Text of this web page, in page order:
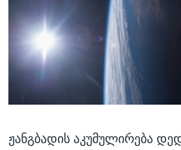
ᲡᲢᲣᲓᲘᲐ ᲕᲐᲨᲘᲜᲒᲢᲝᲜᲘ
ᲔᲙᲝᲜᲝᲛᲘᲙᲐ
ᲯᲐᲜᲛᲠᲗᲔᲚᲝᲑᲐ
ᲛᲔᲪᲜᲘᲔᲠᲔᲑᲐ
ᲘᲜᲢᲔᲠᲕᲘᲣ
ᲒᲐᲚᲘᲚᲔᲝ
Learning English
ᲗᲕᲐᲚᲘ ᲒᲕᲐᲓᲔᲕᲜᲔᲗ
ჟანგბადის აკუმულირება